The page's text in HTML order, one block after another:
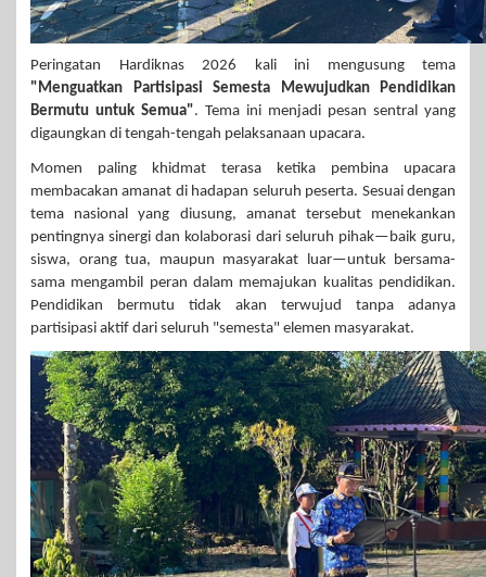
Peringatan Hardiknas 2026 kali ini mengusung tema
"Menguatkan Partisipasi Semesta Mewujudkan Pendidikan
Bermutu untuk Semua". Tema ini menjadi pesan sentral yang
digaungkan di tengah-tengah pelaksanaan upacara.
Momen paling khidmat terasa ketika pembina upacara
membacakan amanat di hadapan seluruh peserta. Sesuai dengan
tema nasional yang diusung, amanat tersebut menekankan
pentingnya sinergi dan kolaborasi dari seluruh pihak—baik guru,
siswa, orang tua, maupun masyarakat luar—untuk bersama-
sama mengambil peran dalam memajukan kualitas pendidikan.
Pendidikan bermutu tidak akan terwujud tanpa adanya
partisipasi aktif dari seluruh "semesta" elemen masyarakat.